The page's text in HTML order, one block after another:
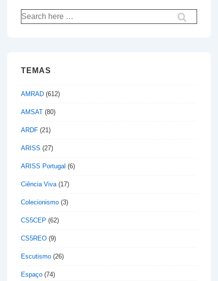
Pesquisar
por:
TEMAS
AMRAD (612)
AMSAT (80)
ARDF (21)
ARISS (27)
ARISS Portugal (6)
Ciência Viva (17)
Colecionismo (3)
CS5CEP (62)
CS5REO (9)
Escutismo (26)
Espaço (74)